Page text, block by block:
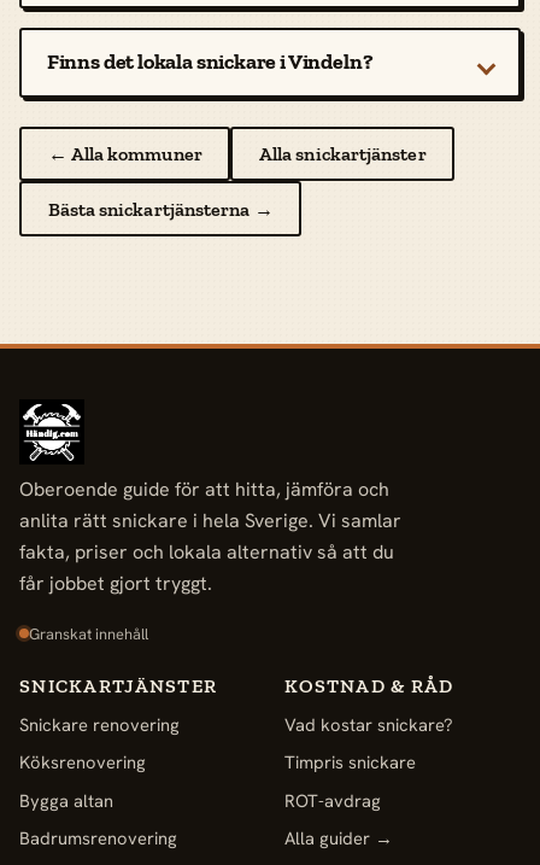
Finns det lokala snickare i Vindeln?
← Alla kommuner Alla snickartjänster
Bästa snickartjänsterna →
Oberoende guide för att hitta, jämföra och
anlita rätt snickare i hela Sverige. Vi samlar
fakta, priser och lokala alternativ så att du
får jobbet gjort tryggt.
Granskat innehåll
SNICKARTJÄNSTER
Snickare renovering
Köksrenovering
Bygga altan
Badrumsrenovering
KOSTNAD & RÅD
Vad kostar snickare?
Timpris snickare
ROT-avdrag
Alla guider →